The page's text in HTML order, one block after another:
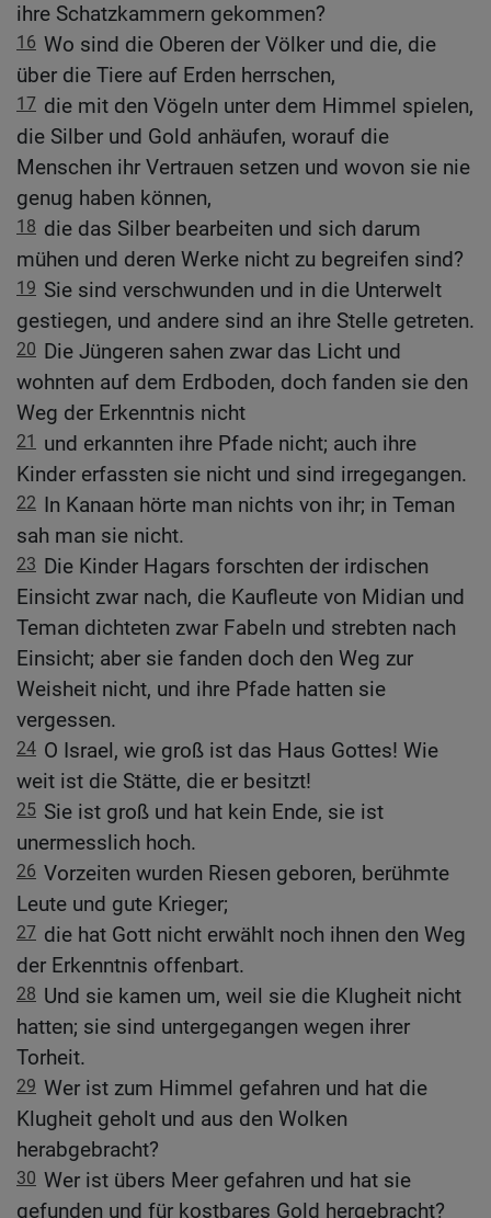
ihre Schatzkammern gekommen?
16 Wo sind die Oberen der Völker und die, die
über die Tiere auf Erden herrschen,
17 die mit den Vögeln unter dem Himmel spielen,
die Silber und Gold anhäufen, worauf die
Menschen ihr Vertrauen setzen und wovon sie nie
genug haben können,
18 die das Silber bearbeiten und sich darum
mühen und deren Werke nicht zu begreifen sind?
19 Sie sind verschwunden und in die Unterwelt
gestiegen, und andere sind an ihre Stelle getreten.
20 Die Jüngeren sahen zwar das Licht und
wohnten auf dem Erdboden, doch fanden sie den
Weg der Erkenntnis nicht
21
und erkannten ihre Pfade nicht; auch ihre
Kinder erfassten sie nicht und sind irregegangen.
22 In Kanaan hörte man nichts von ihr; in Teman
sah man sie nicht.
23 Die Kinder Hagars forschten der irdischen
Einsicht zwar nach, die Kaufleute von Midian und
Teman dichteten zwar Fabeln und strebten nach
Einsicht; aber sie fanden doch den Weg zur
Weisheit nicht, und ihre Pfade hatten sie
vergessen.
24 O Israel, wie groß ist das Haus Gottes! Wie
weit ist die Stätte, die er besitzt!
25 Sie ist groß und hat kein Ende, sie ist
unermesslich hoch.
26 Vorzeiten wurden Riesen geboren, berühmte
Leute und gute Krieger;
27 die hat Gott nicht erwählt noch ihnen den Weg
der Erkenntnis offenbart.
28 Und sie kamen um, weil sie die Klugheit nicht
hatten; sie sind untergegangen wegen ihrer
Torheit.
29 Wer ist zum Himmel gefahren und hat die
Klugheit geholt und aus den Wolken
herabgebracht?
30 Wer ist übers Meer gefahren und hat sie
gefunden und für kostbares Gold hergebracht?